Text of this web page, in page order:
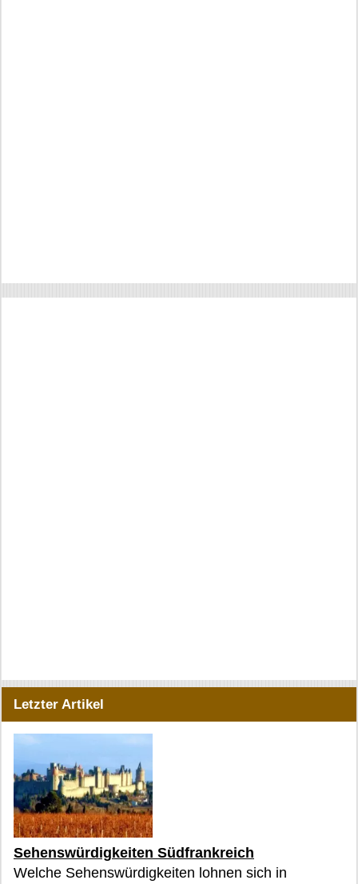
Letzter Artikel
Sehenswürdigkeiten Südfrankreich
Welche Sehenswürdigkeiten lohnen sich in